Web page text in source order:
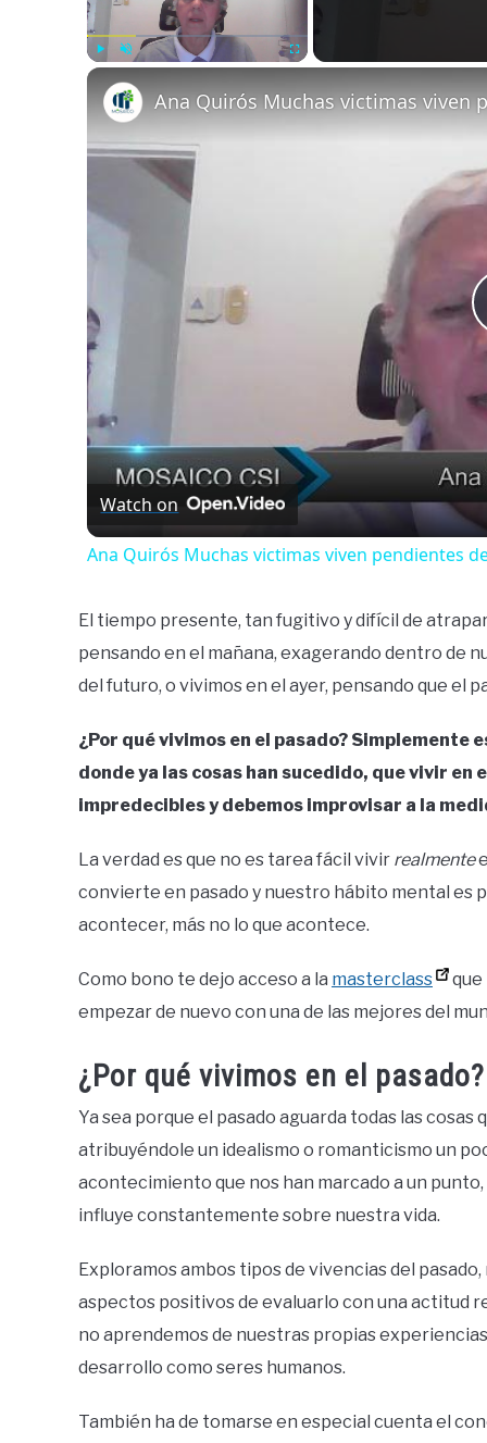
Ana Quirós Muchas victimas viven
Watch on
Ana Quirós Muchas victimas viven pendientes
El tiempo presente, tan fugitivo y difícil de
pensando en el mañana, exagerando dentro de
del futuro, o vivimos en el ayer, pensando que el
¿Por qué vivimos en el pasado? Simplemente
donde ya las cosas han sucedido, que vivir en
impredecibles y debemos improvisar a la
La verdad es que no es tarea fácil vivir realmente
convierte en pasado y nuestro hábito mental es
acontecer, más no lo que acontece.
Como bono te dejo acceso a la masterclass
que
empezar de nuevo con una de las mejores del
¿Por qué vivimos en el pasado?
Ya sea porque el pasado aguarda todas las
atribuyéndole un idealismo o romanticismo un
acontecimiento que nos han marcado a un
influye constantemente sobre nuestra vida.
Exploramos ambos tipos de vivencias del
aspectos positivos de evaluarlo con una actitud
no aprendemos de nuestras propias
desarrollo como seres humanos.
También ha de tomarse en especial cuenta el